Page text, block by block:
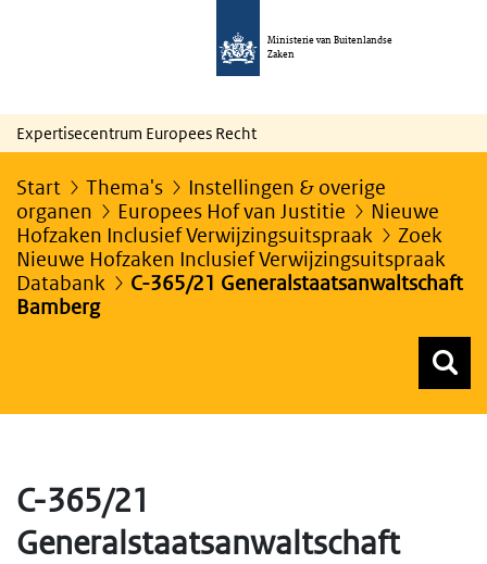
Ministerie van Buitenlandse
Zaken
Expertisecentrum Europees Recht
Start Thema's
Instellingen & overige
organen
Europees Hof van Justitie
Nieuwe
Hofzaken Inclusief Verwijzingsuitspraak
Zoek
Nieuwe Hofzaken Inclusief Verwijzingsuitspraak
Databank
C-365/21 Generalstaatsanwaltschaft
Bamberg
C-365/21
Generalstaatsanwaltschaft